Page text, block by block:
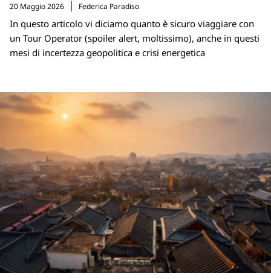
20 Maggio 2026 Federica Paradiso
In questo articolo vi diciamo quanto è sicuro viaggiare con
un Tour Operator (spoiler alert, moltissimo), anche in questi
mesi di incertezza geopolitica e crisi energetica